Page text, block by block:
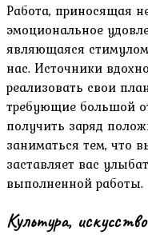
Работа, приносящая
эмоциональное
являющаяся
нас. Источники
реализовать свои
требующие большой
получить заряд
заниматься тем, что
заставляет вас
выполненной работы.
Культура, искусство